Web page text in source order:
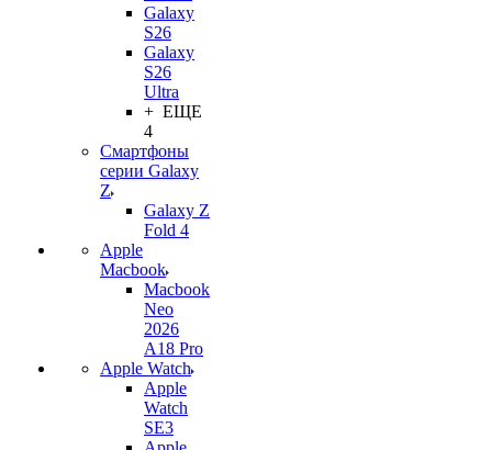
Galaxy
S26
Galaxy
S26
Ultra
+ ЕЩЕ
4
Смартфоны
серии Galaxy
Z
Galaxy Z
Fold 4
Apple
Macbook
Macbook
Neo
2026
A18 Pro
Apple Watch
Apple
Watch
SE3